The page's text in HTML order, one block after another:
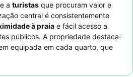
e a turistas que procuram valor e
central é consistentemente
à praia e fácil acesso a
públicos. A propriedade destaca-
equipada em cada quarto, que
preparar as suas próprias